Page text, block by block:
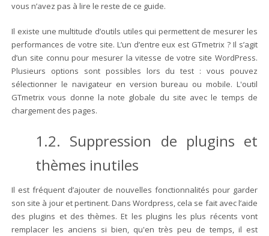
vous n’avez pas à lire le reste de ce guide.
Il existe une multitude d’outils utiles qui permettent de mesurer les
performances de votre site. L’un d’entre eux est GTmetrix ? Il s’agit
d’un site connu pour mesurer la vitesse de votre site WordPress.
Plusieurs options sont possibles lors du test : vous pouvez
sélectionner le navigateur en version bureau ou mobile. L'outil
GTmetrix vous donne la note globale du site avec le temps de
chargement des pages.
1.2. Suppression de plugins et
thèmes inutiles
Il est fréquent d’ajouter de nouvelles fonctionnalités pour garder
son site à jour et pertinent. Dans Wordpress, cela se fait avec l’aide
des plugins et des thèmes. Et les plugins les plus récents vont
remplacer les anciens si bien, qu'en très peu de temps, il est